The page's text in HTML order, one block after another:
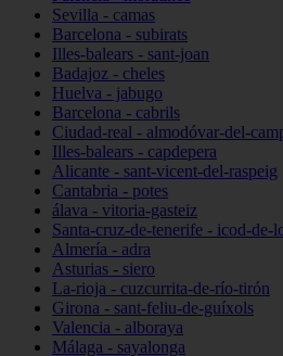
Sevilla - camas
Barcelona - subirats
Illes-balears - sant-joan
Badajoz - cheles
Huelva - jabugo
Barcelona - cabrils
Ciudad-real - almodóvar-del-
Illes-balears - capdepera
Alicante - sant-vicent-del-raspeig
Cantabria - potes
álava - vitoria-gasteiz
Santa-cruz-de-tenerife - icod-de-
Almería - adra
Asturias - siero
La-rioja - cuzcurrita-de-río-tirón
Girona - sant-feliu-de-guíxols
Valencia - alboraya
Málaga - sayalonga